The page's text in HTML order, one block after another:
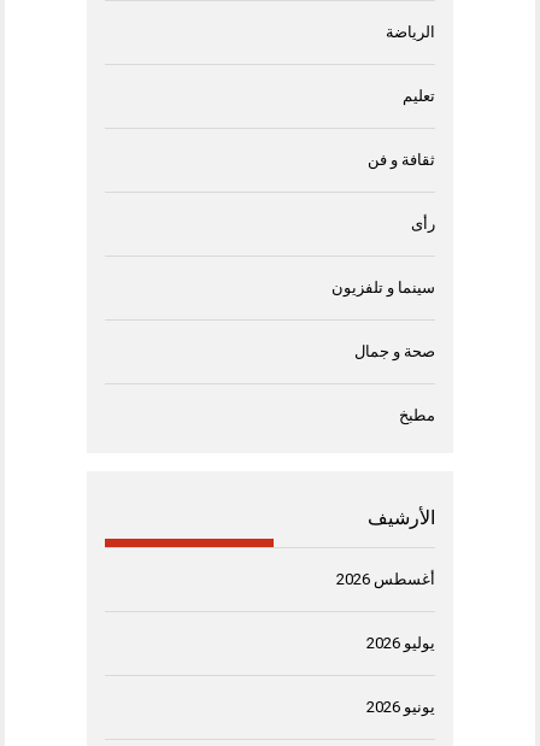
الرياضة
تعليم
ثقافة و فن
رأى
سينما و تلفزيون
صحة و جمال
مطبخ
الأرشيف
أغسطس 2026
يوليو 2026
يونيو 2026